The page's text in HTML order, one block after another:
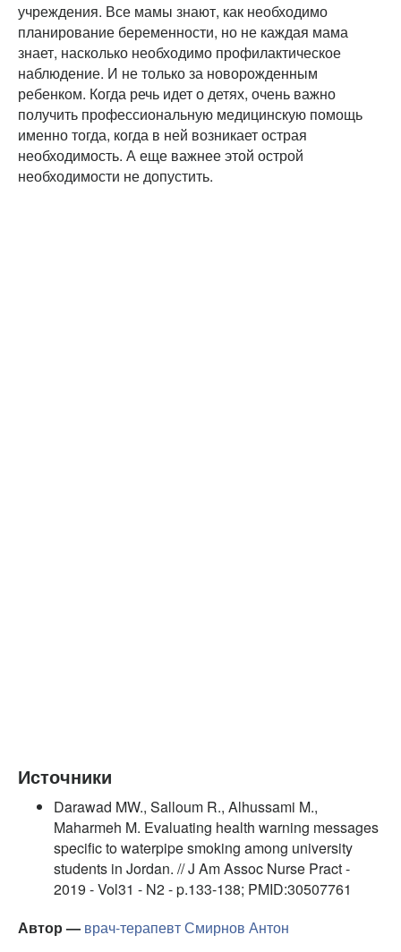
учреждения. Все мамы знают, как необходимо
планирование беременности, но не каждая мама
знает, насколько необходимо профилактическое
наблюдение. И не только за новорожденным
ребенком. Когда речь идет о детях, очень важно
получить профессиональную медицинскую помощь
именно тогда, когда в ней возникает острая
необходимость. А еще важнее этой острой
необходимости не допустить.
Источники
Darawad MW., Salloum R., Alhussami M.,
Maharmeh M. Evaluating health warning messages
specific to waterpipe smoking among university
students in Jordan. // J Am Assoc Nurse Pract -
2019 - Vol31 - N2 - p.133-138; PMID:30507761
Автор — врач-терапевтСмирнов Антон